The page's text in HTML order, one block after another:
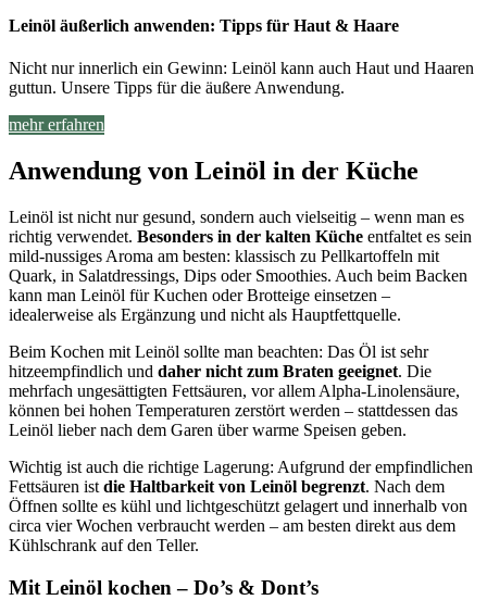
Leinöl äußerlich anwenden: Tipps für Haut & Haare
Nicht nur innerlich ein Gewinn: Leinöl kann auch Haut und Haaren
guttun. Unsere Tipps für die äußere Anwendung.
mehr erfahren
Anwendung von Leinöl in der Küche
Leinöl ist nicht nur gesund, sondern auch vielseitig – wenn man es
richtig verwendet. Besonders in der kalten Küche entfaltet es sein
mild-nussiges Aroma am besten: klassisch zu Pellkartoffeln mit
Quark, in Salatdressings, Dips oder Smoothies. Auch beim Backen
kann man Leinöl für Kuchen oder Brotteige einsetzen –
idealerweise als Ergänzung und nicht als Hauptfettquelle.
Beim Kochen mit Leinöl sollte man beachten: Das Öl ist sehr
hitzeempfindlich und daher nicht zum Braten geeignet. Die
mehrfach ungesättigten Fettsäuren, vor allem Alpha-Linolensäure,
können bei hohen Temperaturen zerstört werden – stattdessen das
Leinöl lieber nach dem Garen über warme Speisen geben.
Wichtig ist auch die richtige Lagerung: Aufgrund der empfindlichen
Fettsäuren ist die Haltbarkeit von Leinöl begrenzt. Nach dem
Öffnen sollte es kühl und lichtgeschützt gelagert und innerhalb von
circa vier Wochen verbraucht werden – am besten direkt aus dem
Kühlschrank auf den Teller.
Mit Leinöl kochen – Do’s & Dont’s